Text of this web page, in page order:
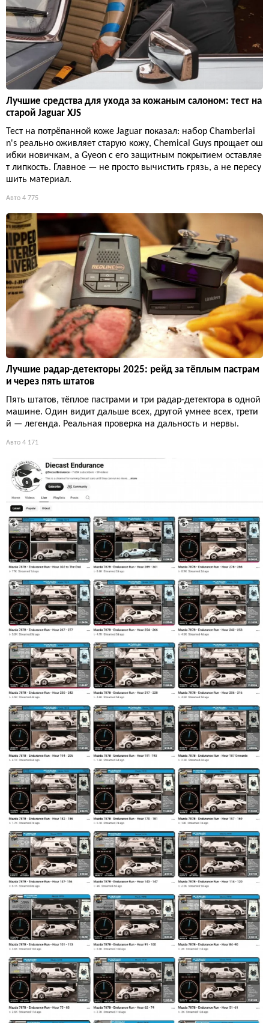
Лучшие средства для ухода за кожаным салоном: тест на
старой Jaguar XJS
Тест на потрёпанной коже Jaguar показал: набор Chamberlai
n's реально оживляет старую кожу, Chemical Guys прощает ош
ибки новичкам, а Gyeon с его защитным покрытием оставляе
т липкость. Главное — не просто вычистить грязь, а не пересу
шить материал.
Авто 4 775
Лучшие радар-детекторы 2025: рейд за тёплым пастрам
и через пять штатов
Пять штатов, тёплое пастрами и три радар-детектора в одной
машине. Один видит дальше всех, другой умнее всех, трети
й — легенда. Реальная проверка на дальность и нервы.
Авто 4 171